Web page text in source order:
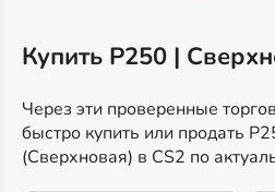
Купить P250 |
Через эти проверенные
быстро купить или продать
(Сверхновая) в CS2 по